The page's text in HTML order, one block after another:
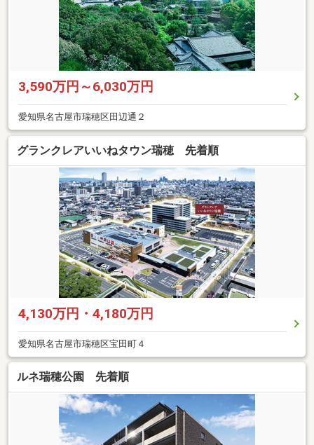
3,590万円～6,030万円
愛知県名古屋市瑞穂区田辺通２
グランクレアいいねタウン瑞穂 先着順
4,130万円・4,180万円
愛知県名古屋市瑞穂区宝田町４
ルネ瑞穂公園 先着順